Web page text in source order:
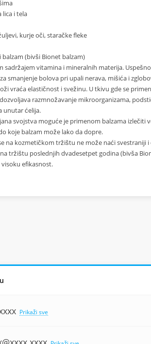
lica i tela
kurje oči, staračke fleke
(bivši Bionet balzam)
sadržajem vitamina i mineralnih materija.
smanjenje bolova pri upali nerava, mišića i
vraća elastičnost i svežinu. U tkivu gde se
razmnožavanje mikroorganizama,
unutar ćelija.
svojstva moguće je primenom balzama
koje balzam može lako da dopre.
na kozmetičkom tržištu ne može naći svestraniji
tržištu poslednjih dvadesetpet godina (bivša
efikasnost.
Prikaži sve